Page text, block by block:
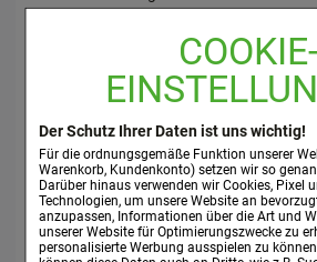
COOKIE-
Der Schutz Ihrer Daten ist uns wichtig!
Für die ordnungsgemäße Funktion unserer
Warenkorb, Kundenkonto) setzen wir so
Darüber hinaus verwenden wir Cookies, Pixel
Technologien, um unsere Website an
anzupassen, Informationen über die Art und
unserer Website für Optimierungszwecke zu
personalisierte Werbung ausspielen zu
aktiv am Straßenverkehr teilnehmen
bedienen oder Arbeiten ohne sicheren
Wichtige Informationen über bestimmte
Bestandteile von procain-Loges 1%
Eine Ampulle (2 ml) enthält 0,21-0,28
Natrium. Wenn Sie eine kochsalzarme
müssen, sollten Sie dies bei
mehr als 3 Ampullen berücksichtigen.